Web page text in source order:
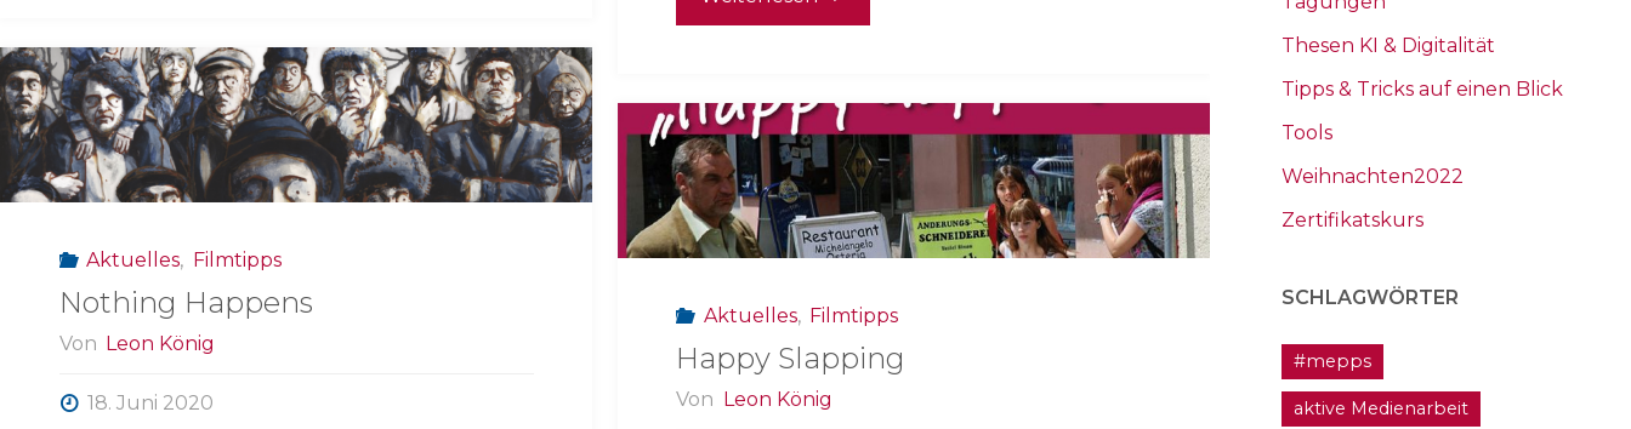
Of
Life"
Aktuelles, Filmtipps
Nothing Happens
Von Leon König
18. Juni 2020
Aktuelles, Filmtipps
Happy Slapping
Von Leon König
Thesen KI & Digitalität
Tipps & Tricks auf einen Blick
Tools
Weihnachten2022
Zertifikatskurs
SCHLAGWÖRTER
#mepps
aktive Medienarbeit